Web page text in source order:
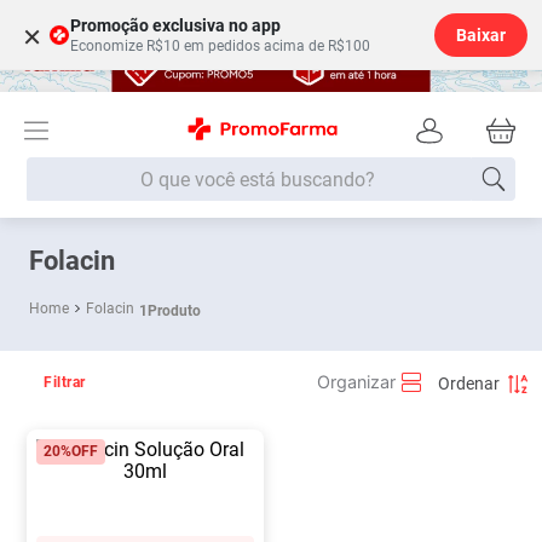
× Promoção exclusiva no app
Economize R$10 em pedidos acima de R$100
Baixar
O que você está buscando?
Folacin
Folacin 1Produto
Filtrar
20%OFF
Termos mais buscados
1 º Fralda
3º
5º Fralda G